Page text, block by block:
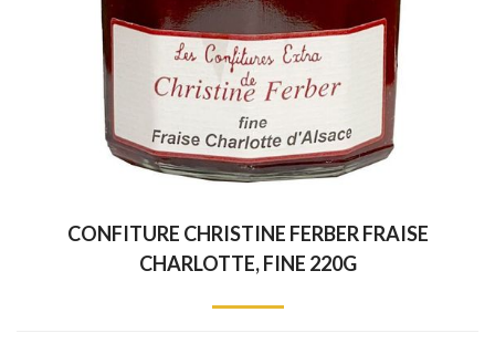
CONFITURE CHRISTINE FERBER FRAISE
CHARLOTTE, FINE 220G